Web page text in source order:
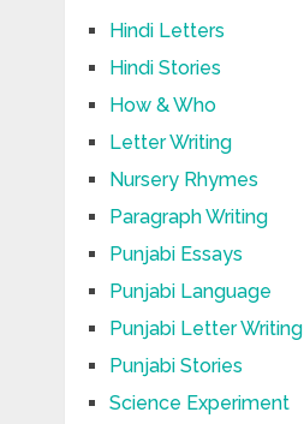
Hindi Letters
Hindi Stories
How & Who
Letter Writing
Nursery Rhymes
Paragraph Writing
Punjabi Essays
Punjabi Language
Punjabi Letter Writing
Punjabi Stories
Science Experiment